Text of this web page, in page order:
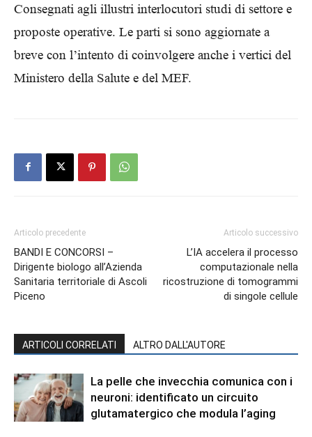
Consegnati agli illustri interlocutori studi di settore e
proposte operative. Le parti si sono aggiornate a
breve con l’intento di coinvolgere anche i vertici del
Ministero della Salute e del MEF.
Articolo precedente
BANDI E CONCORSI –
Dirigente biologo all’Azienda
Sanitaria territoriale di Ascoli
Piceno
Articolo successivo
L’IA accelera il processo
computazionale nella
ricostruzione di tomogrammi
di singole cellule
ARTICOLI CORRELATI ALTRO DALL'AUTORE
La pelle che invecchia comunica con i
neuroni: identificato un circuito
glutamatergico che modula l’aging